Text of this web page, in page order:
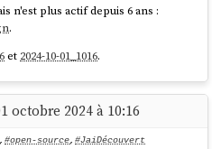
n'est plus actif depuis 6 ans :
.
et 2024-10-01_1016.
octobre 2024 à 10:16
, #open-source, #JaiDécouvert